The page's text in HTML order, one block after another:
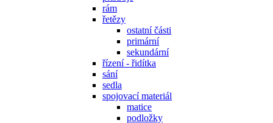
rám
řetězy
ostatní části
primární
sekundární
řízení - řidítka
sání
sedla
spojovací materiál
matice
podložky